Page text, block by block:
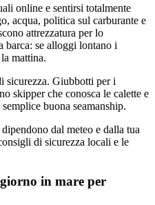
online e sentirsi totalmente
acqua, politica sul carburante e
attrezzatura per lo
barca: se alloggi lontano i
mattina.
sicurezza. Giubbotti per i
skipper che conosca le calette e
buona seamanship.
dal meteo e dalla tua
di sicurezza locali e le
in mare per